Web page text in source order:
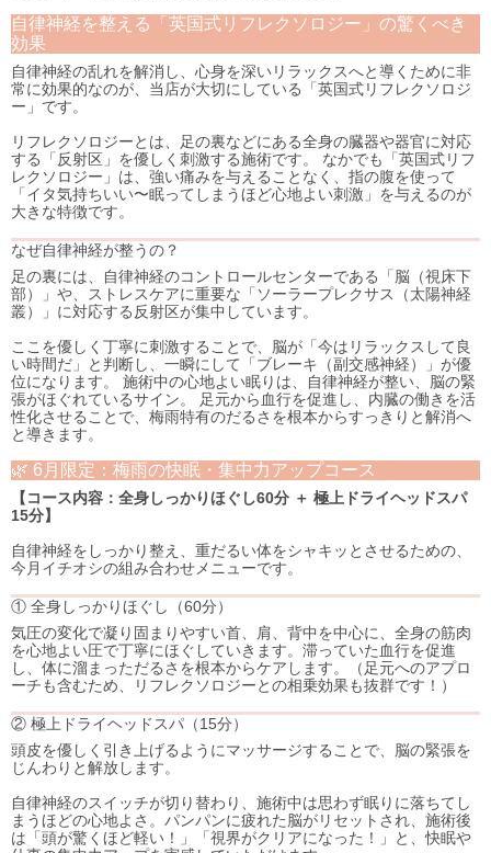
自律神経を整える「英国式リフレクソロジー」の驚くべき
効果
自律神経の乱れを解消し、心身を深いリラックスへと導くために非
常に効果的なのが、当店が大切にしている「英国式リフレクソロジ
ー」です。
リフレクソロジーとは、足の裏などにある全身の臓器や器官に対応
する「反射区」を優しく刺激する施術です。 なかでも「英国式リフ
レクソロジー」は、強い痛みを与えることなく、指の腹を使って
「イタ気持ちいい〜眠ってしまうほど心地よい刺激」を与えるのが
大きな特徴です。
なぜ自律神経が整うの？
足の裏には、自律神経のコントロールセンターである「脳（視床下
部）」や、ストレスケアに重要な「ソーラープレクサス（太陽神経
叢）」に対応する反射区が集中しています。
ここを優しく丁寧に刺激することで、脳が「今はリラックスして良
い時間だ」と判断し、一瞬にして「ブレーキ（副交感神経）」が優
位になります。 施術中の心地よい眠りは、自律神経が整い、脳の緊
張がほぐれているサイン。 足元から血行を促進し、内臓の働きを活
性化させることで、梅雨特有のだるさを根本からすっきりと解消へ
と導きます。
🌿 6月限定：梅雨の快眠・集中力アップコース
【コース内容：全身しっかりほぐし60分 ＋ 極上ドライヘッドスパ
15分】
自律神経をしっかり整え、重だるい体をシャキッとさせるための、
今月イチオシの組み合わせメニューです。
① 全身しっかりほぐし（60分）
気圧の変化で凝り固まりやすい首、肩、背中を中心に、全身の筋肉
を心地よい圧で丁寧にほぐしていきます。滞っていた血行を促進
し、体に溜まっただるさを根本からケアします。（足元へのアプロ
ーチも含むため、リフレクソロジーとの相乗効果も抜群です！）
② 極上ドライヘッドスパ（15分）
頭皮を優しく引き上げるようにマッサージすることで、脳の緊張を
じんわりと解放します。
自律神経のスイッチが切り替わり、施術中は思わず眠りに落ちてし
まうほどの心地よさ。パンパンに疲れた脳がリセットされ、施術後
は「頭が驚くほど軽い！」「視界がクリアになった！」と、快眠や